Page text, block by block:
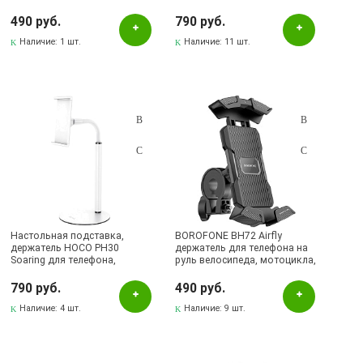
490 руб.
Наличие: 1 шт.
790 руб.
Наличие: 11 шт.
Настольная подставка,
держатель HOCO PH30
Soaring для телефона,
белый
790 руб.
Наличие:4 шт.
BOROFONE BH72 Airfly
держатель для телефона на
руль велосипеда, мотоцикла,
490 руб.
Наличие:9 шт.